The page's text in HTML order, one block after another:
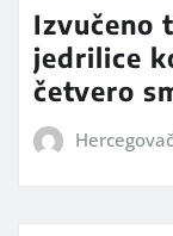
Izvučeno
jedrilice
četvero